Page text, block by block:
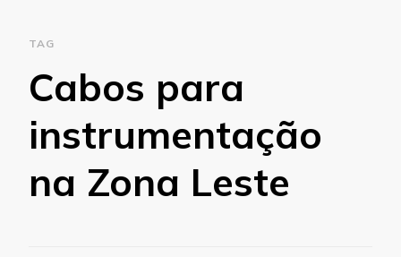
TAG
Cabos para
instrumentação
na Zona Leste